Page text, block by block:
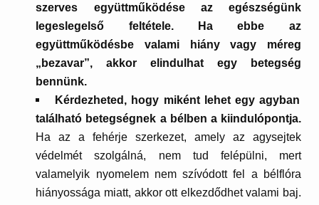
szerves együttműködése az egészségünk
legeslegelső feltétele. Ha ebbe az
együttműködésbe valami hiány vagy méreg
„bezavar”, akkor elindulhat egy betegség
bennünk.
Kérdezheted, hogy miként lehet egy agyban
található betegségnek a bélben a kiindulópontja.
Ha az a fehérje szerkezet, amely az agysejtek
védelmét szolgálná, nem tud felépülni, mert
valamelyik nyomelem nem szívódott fel a bélflóra
hiányossága miatt, akkor ott elkezdődhet valami baj.